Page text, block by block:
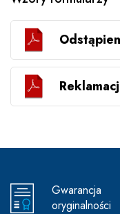
Gwarancja
oryginalności